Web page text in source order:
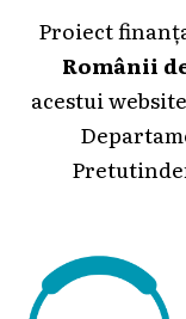
Proiect
Românii
acestui